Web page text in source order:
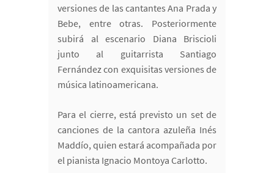
versiones de las cantantes Ana Prada y
Bebe, entre otras. Posteriormente
subirá al escenario Diana Briscioli
junto al guitarrista Santiago
Fernández con exquisitas versiones de
música latinoamericana.
Para el cierre, está previsto un set de
canciones de la cantora azuleña Inés
Maddío, quien estará acompañada por
el pianista Ignacio Montoya Carlotto.